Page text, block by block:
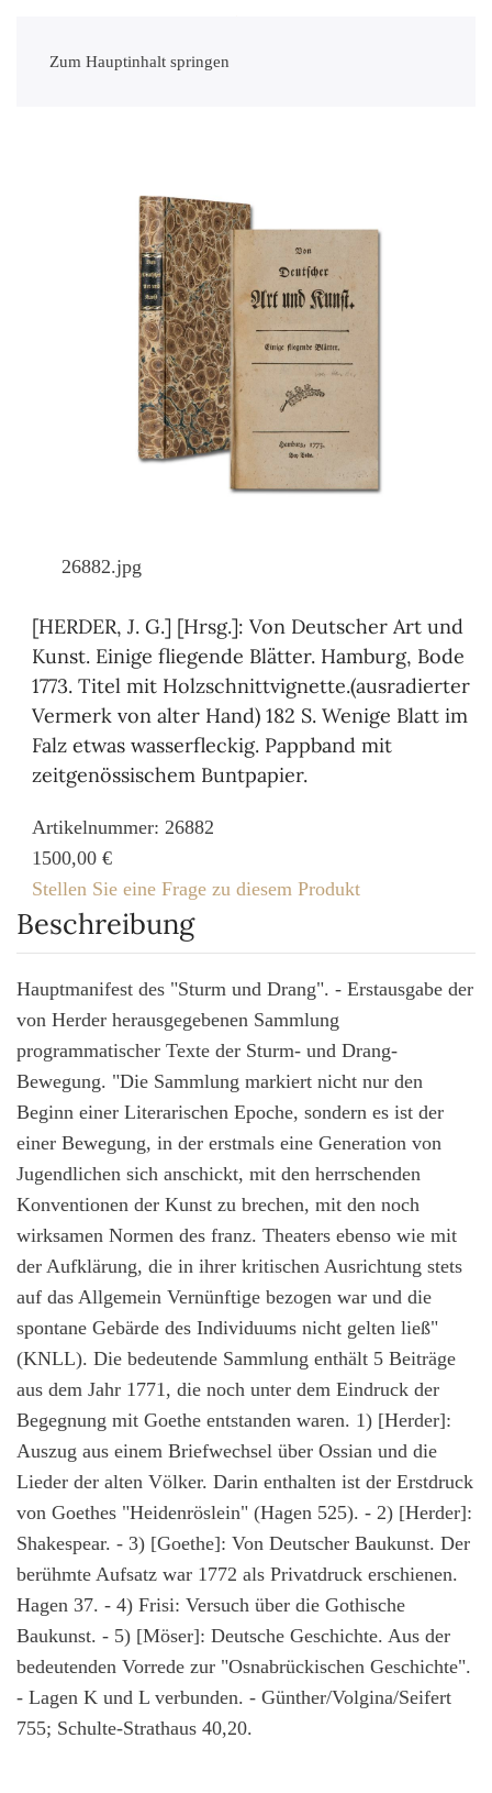
Zum Hauptinhalt springen
26882.jpg
[HERDER, J. G.] [Hrsg.]: Von Deutscher Art und
Kunst. Einige fliegende Blätter. Hamburg, Bode
1773. Titel mit Holzschnittvignette.(ausradierter
Vermerk von alter Hand) 182 S. Wenige Blatt im
Falz etwas wasserfleckig. Pappband mit
zeitgenössischem Buntpapier.
Artikelnummer: 26882
1500,00 €
Stellen Sie eine Frage zu diesem Produkt
Beschreibung
Hauptmanifest des "Sturm und Drang". - Erstausgabe der
von Herder herausgegebenen Sammlung
programmatischer Texte der Sturm- und Drang-
Bewegung. "Die Sammlung markiert nicht nur den
Beginn einer Literarischen Epoche, sondern es ist der
einer Bewegung, in der erstmals eine Generation von
Jugendlichen sich anschickt, mit den herrschenden
Konventionen der Kunst zu brechen, mit den noch
wirksamen Normen des franz. Theaters ebenso wie mit
der Aufklärung, die in ihrer kritischen Ausrichtung stets
auf das Allgemein Vernünftige bezogen war und die
spontane Gebärde des Individuums nicht gelten ließ"
(KNLL). Die bedeutende Sammlung enthält 5 Beiträge
aus dem Jahr 1771, die noch unter dem Eindruck der
Begegnung mit Goethe entstanden waren. 1) [Herder]:
Auszug aus einem Briefwechsel über Ossian und die
Lieder der alten Völker. Darin enthalten ist der Erstdruck
von Goethes "Heidenröslein" (Hagen 525). - 2) [Herder]:
Shakespear. - 3) [Goethe]: Von Deutscher Baukunst. Der
berühmte Aufsatz war 1772 als Privatdruck erschienen.
Hagen 37. - 4) Frisi: Versuch über die Gothische
Baukunst. - 5) [Möser]: Deutsche Geschichte. Aus der
bedeutenden Vorrede zur "Osnabrückischen Geschichte".
- Lagen K und L verbunden. - Günther/Volgina/Seifert
755; Schulte-Strathaus 40,20.